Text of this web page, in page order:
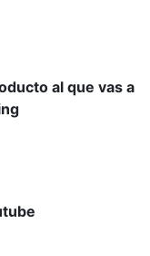
al que vas a